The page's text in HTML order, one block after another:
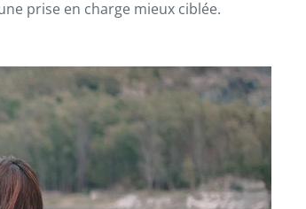
prise en charge mieux ciblée.